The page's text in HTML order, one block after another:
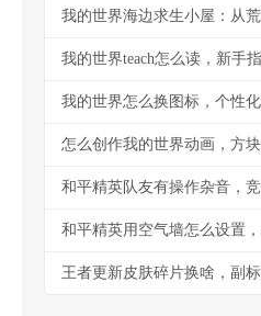
我的世界teach怎么读，新手
我的世界怎么换图标，个性
怎么创作我的世界动画，方
和平精英用空气墙怎么设置